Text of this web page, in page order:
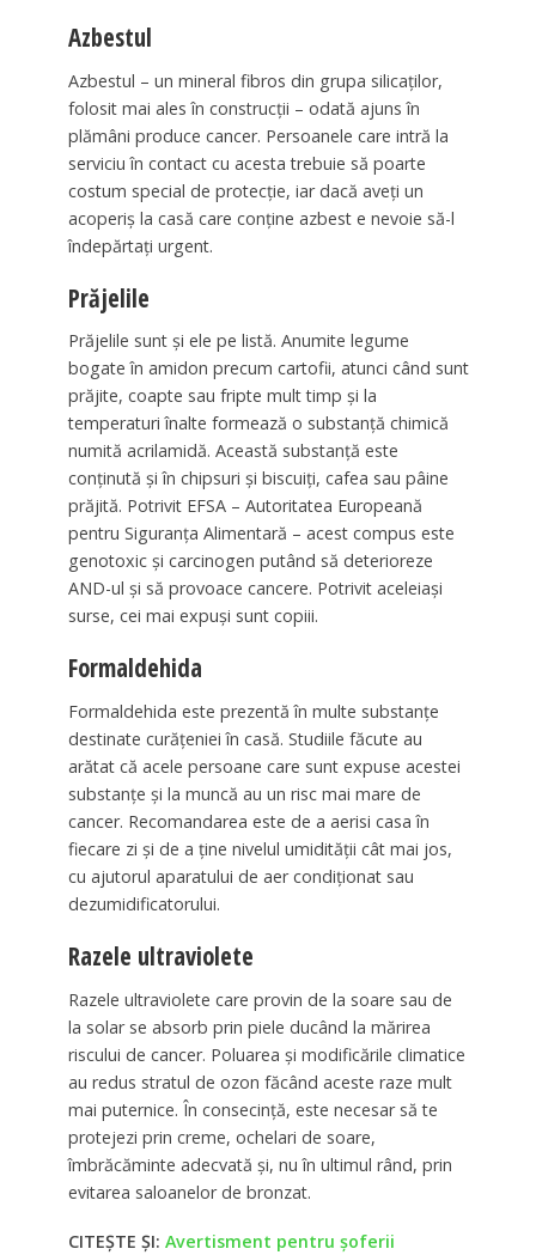
Azbestul
Azbestul – un mineral fibros din grupa silicaţilor,
folosit mai ales în construcţii – odată ajuns în
plămâni produce cancer. Persoanele care intră la
serviciu în contact cu acesta trebuie să poarte
costum special de protecţie, iar dacă aveţi un
acoperiş la casă care conţine azbest e nevoie să-l
îndepărtaţi urgent.
Prăjelile
Prăjelile sunt şi ele pe listă. Anumite legume
bogate în amidon precum cartofii, atunci când sunt
prăjite, coapte sau fripte mult timp şi la
temperaturi înalte formează o substanţă chimică
numită acrilamidă. Această substanţă este
conţinută şi în chipsuri şi biscuiţi, cafea sau pâine
prăjită. Potrivit EFSA – Autoritatea Europeană
pentru Siguranţa Alimentară – acest compus este
genotoxic şi carcinogen putând să deterioreze
AND-ul şi să provoace cancere. Potrivit aceleiaşi
surse, cei mai expuşi sunt copiii.
Formaldehida
Formaldehida este prezentă în multe substanţe
destinate curăţeniei în casă. Studiile făcute au
arătat că acele persoane care sunt expuse acestei
substanţe şi la muncă au un risc mai mare de
cancer. Recomandarea este de a aerisi casa în
fiecare zi şi de a ţine nivelul umidităţii cât mai jos,
cu ajutorul aparatului de aer condiţionat sau
dezumidificatorului.
Razele ultraviolete
Razele ultraviolete care provin de la soare sau de
la solar se absorb prin piele ducând la mărirea
riscului de cancer. Poluarea şi modificările climatice
au redus stratul de ozon făcând aceste raze mult
mai puternice. În consecinţă, este necesar să te
protejezi prin creme, ochelari de soare,
îmbrăcăminte adecvată şi, nu în ultimul rând, prin
evitarea saloanelor de bronzat.
CITEȘTE ȘI: Avertisment pentru şoferii